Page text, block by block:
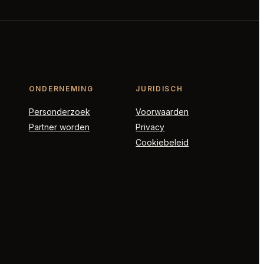
ONDERNEMING
Personderzoek
Partner worden
JURIDISCH
Voorwaarden
Privacy
Cookiebeleid